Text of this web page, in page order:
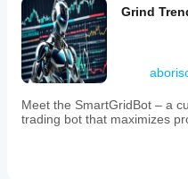
geriye dönük
test edin.
Performans;
broker
koşullarına,
spread'lere
ve yürütme
kalitesine
bağlı olarak
değişebilir.
Grind
Meet the SmartGridBot – a
trading bot that maximizes